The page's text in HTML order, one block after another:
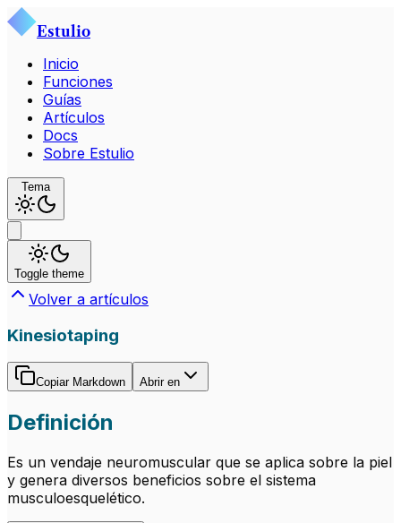
Estulio
Inicio
Funciones
Guías
Artículos
Docs
Sobre Estulio
Tema
Toggle theme
Volver a artículos
Kinesiotaping
Copiar Markdown Abrir en
Definición
Es un vendaje neuromuscular que se aplica sobre la piel
y genera diversos beneficios sobre el sistema
musculoesquelético.